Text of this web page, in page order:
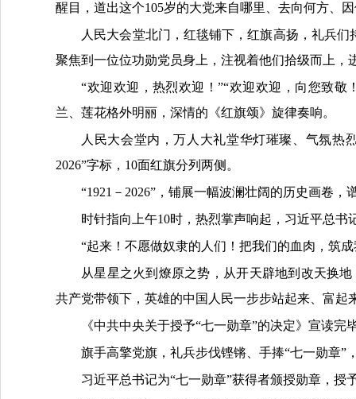
醒目，道出这个105岁的大党来自哪里、去向何方、
人民大会堂北门，红毯铺下，红旗高扬，礼兵
聚焦到一位位功勋党员身上，注视着他们拾级而上，
“欢迎欢迎，热烈欢迎！”“欢迎欢迎，向您致
兰、莲花格外明丽，深情的《红旗颂》旋律奏响。
人民大会堂内，万人大礼堂华灯璀璨、气氛热
2026”字标，10面红旗分列两侧。
“1921－2026”，铺展一幅波澜壮阔的历史画卷
时针指向上午10时，热烈掌声响起，习近平总书
“起来！不愿做奴隶的人们！把我们的血肉，筑
从星星之火到燎原之势，从开天辟地到改天换
共产党带领下，英雄的中国人民一步步站起来、富起
《中共中央关于授予“七一勋章”的决定》宣读完
旗手高擎党旗，礼兵步伐铿锵、手捧“七一勋章”
习近平总书记为“七一勋章”获得者颁授勋章，授